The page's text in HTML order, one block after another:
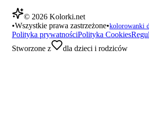
© 2026 Kolorki.net
•Wszystkie prawa zastrzeżone•kolorowanki
Polityka prywatnościPolityka Cookies
Stworzone z
dla dzieci i rodziców